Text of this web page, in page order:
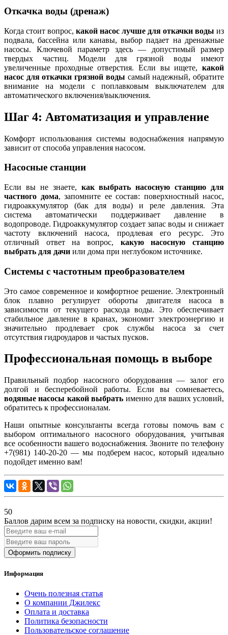
Откачка воды (дренаж)
Когда стоит вопрос, какой насос лучше для откачки воды из
подвала, бассейна или канавы, выбор падает на дренажные
насосы. Ключевой параметр здесь — допустимый размер
твердых частиц. Модели для грязной воды имеют
увеличенные проходные отверстия. Если вы ищете, какой
насос для откачки грязной воды самый надежный, обратите
внимание на модели с поплавковым выключателем для
автоматического включения/выключения.
Шаг 4: Автоматизация и управление
Комфорт использования системы водоснабжения напрямую
зависит от способа управления насосом.
Насосные станции
Если вы не знаете, как выбрать насосную станцию для
частного дома, запомните ее состав: поверхностный насос,
гидроаккумулятор (бак для воды) и реле давления. Эта
система автоматически поддерживает давление в
водопроводе. Гидроаккумулятор создает запас воды и снижает
частоту включений насоса, продлевая его ресурс. Это
отличный ответ на вопрос, какую насосную станцию
выбрать для дачи или дома при неглубоком источнике.
Системы с частотным преобразователем
Это самое современное и комфортное решение. Электронный
блок плавно регулирует обороты двигателя насоса в
зависимости от текущего расхода воды. Это обеспечивает
стабильное давление в кранах, экономит электроэнергию и
значительно продлевает срок службы насоса за счет
отсутствия гидроударов и частых пусков.
Профессиональная помощь в выборе
Правильный подбор насосного оборудования — залог его
долгой и бесперебойной работы. Если вы сомневаетесь,
водяные насосы какой выбрать именно для ваших условий,
обратитесь к профессионалам.
Наши опытные консультанты всегда готовы помочь вам с
выбором оптимального насосного оборудования, учитывая
все особенности вашего водоснабжения. Звоните по телефону
+7(981) 140-20-20 — мы подберем насос, который идеально
подойдет именно вам!
50
Баллов дарим всем за подписку на новости, скидки, акции!
Оформить подписку
Информация
Очень полезная статья
О компании Джилекс
Оплата и доставка
Политика безопасности
Пользовательское соглашение